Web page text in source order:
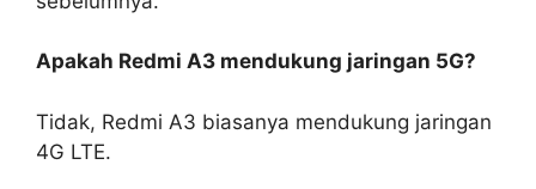
Apakah Redmi A3 mendukung jaringan 5G?
Tidak, Redmi A3 biasanya mendukung jaringan
4G LTE.